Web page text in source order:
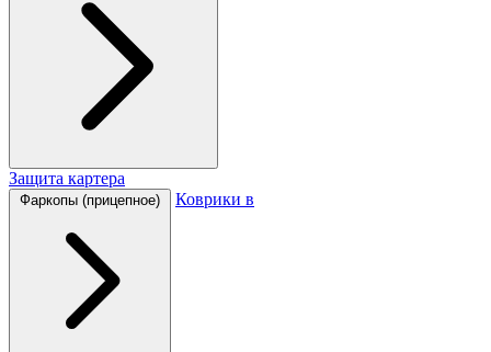
Защита картера
Фаркопы (прицепное) Коврики в